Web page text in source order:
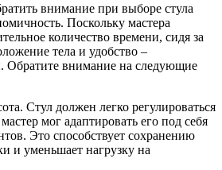
внимание при выборе стула
Поскольку мастера
количество времени, сидя за
тела и удобство –
Обратите внимание на следующие
Стул должен легко регулироваться
мог адаптировать его под себя
Это способствует сохранению
и уменьшает нагрузку на